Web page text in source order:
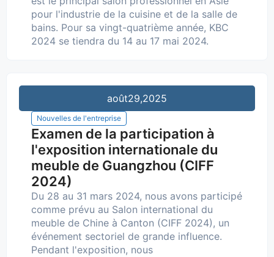
pour l'industrie de la cuisine et de la salle de
bains. Pour sa vingt-quatrième année, KBC
2024 se tiendra du 14 au 17 mai 2024.
août29,2025
Nouvelles de l'entreprise
Examen de la participation à
l'exposition internationale du
meuble de Guangzhou (CIFF
2024)
Du 28 au 31 mars 2024, nous avons participé
comme prévu au Salon international du
meuble de Chine à Canton (CIFF 2024), un
événement sectoriel de grande influence.
Pendant l'exposition, nous